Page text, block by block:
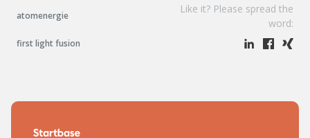
atomenergie
first light fusion
Like it? Please spread the
word: